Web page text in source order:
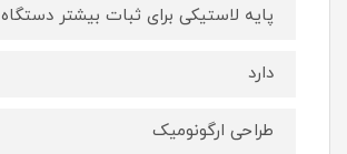
پایه لاستیکی برای ثبات بیشتر دستگاه
دارد
طراحی ارگونومیک